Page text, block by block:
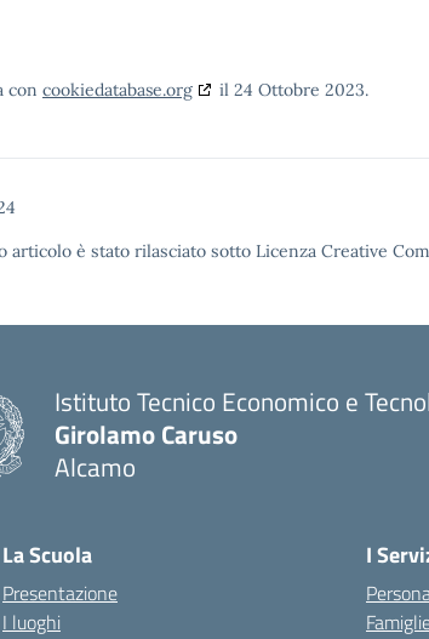
con cookiedatabase.org il 24 Ottobre 2023.
articolo è stato rilasciato sotto Licenza Creative
Istituto Tecnico Economico e
Girolamo Caruso
Alcamo
La Scuola
Presentazione
I luoghi
I